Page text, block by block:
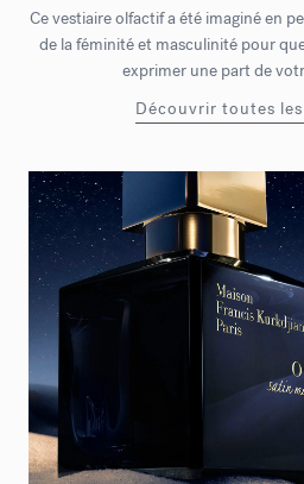
Ce vestiaire olfactif a été imaginé en
de la féminité et masculinité pour
exprimer une part de
Découvrir toutes